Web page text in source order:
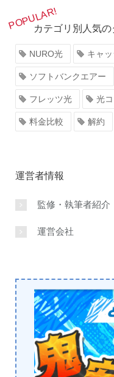
カテゴリ別人気の
NURO光 キャ
ソフトバンクエアー
フレッツ光 光
料金比較 解約
運営者情報
監修・執筆者紹介
運営会社